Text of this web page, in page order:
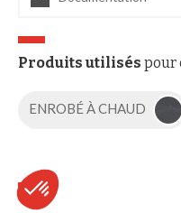
Produits utilisés pour
ENROBÉ À CHAUD